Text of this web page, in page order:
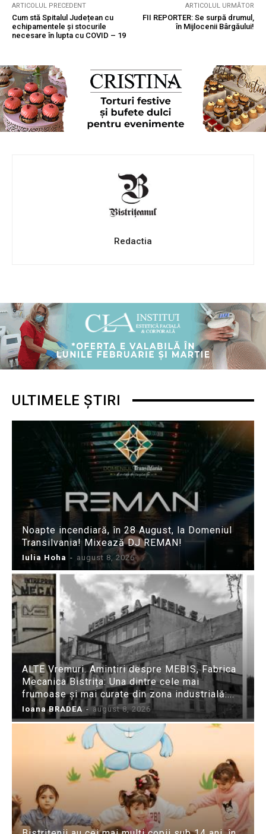
ARTICOLUL PRECEDENT
Cum stă Spitalul Județean cu
echipamentele și stocurile
necesare în lupta cu COVID – 19
ARTICOLUL URMĂTOR
FII REPORTER: Se surpă drumul,
în Mijlocenii Bârgăului!
Redactia
ULTIMELE ȘTIRI
Noapte incendiară, în 28 August, la Domeniul
Transilvania! Mixează DJ REMAN!
Iulia Hoha - august 8, 2026
ALTE Vremuri. Amintiri despre MEBIS, Fabrica
Mecanica Bistrița: Una dintre cele mai
frumoase și mai curate din zona industrială:...
Ioana BRADEA - august 8, 2026